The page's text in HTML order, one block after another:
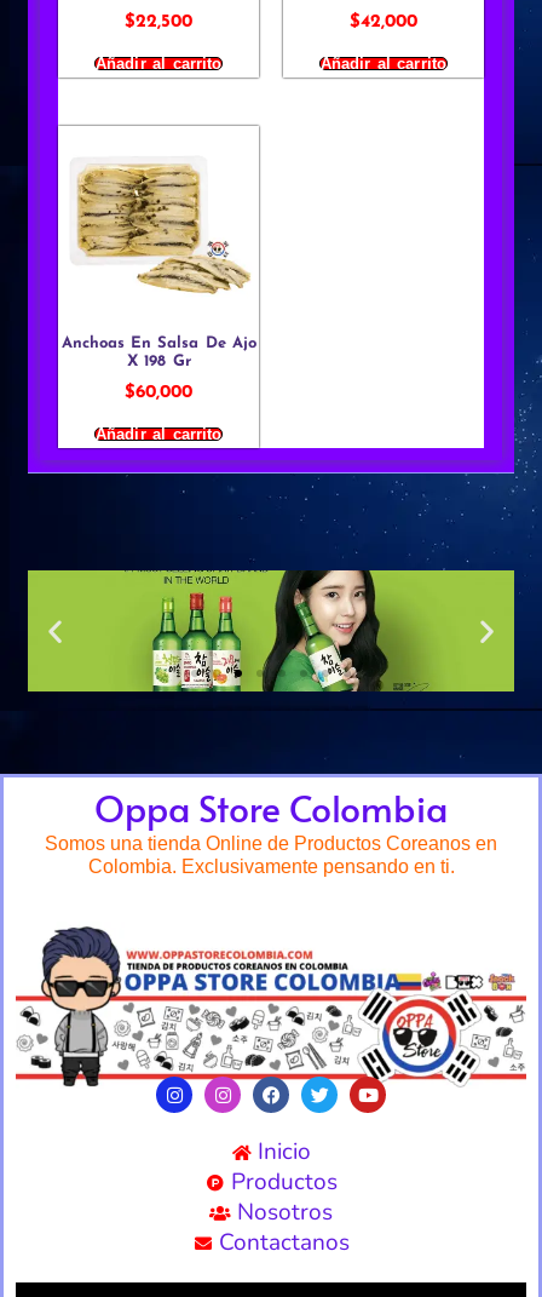
$22,500
Añadir al carrito
$42,000
Añadir al carrito
Anchoas En Salsa De Ajo
X 198 Gr
$60,000
Añadir al carrito
Oppa Store Colombia
Somos una tienda Online de Productos Coreanos en
Colombia. Exclusivamente pensando en ti.
Inicio
Productos
Nosotros
Contactanos